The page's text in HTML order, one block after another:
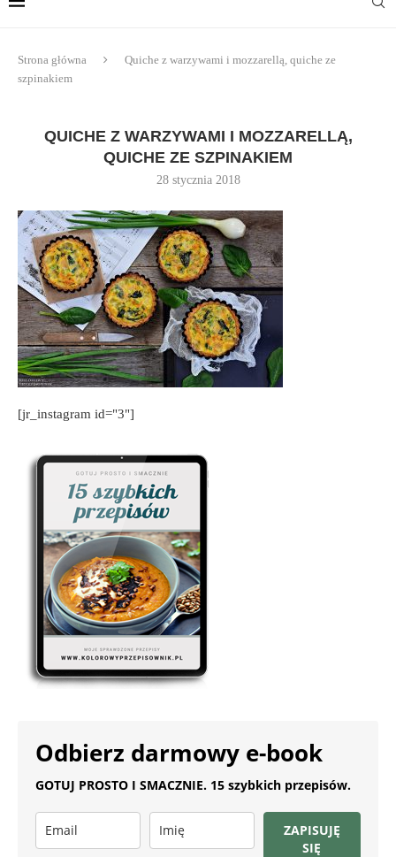
Strona główna
Quiche z warzywami i mozzarellą, quiche ze
szpinakiem
QUICHE Z WARZYWAMI I MOZZARELLĄ,
QUICHE ZE SZPINAKIEM
28 stycznia 2018
[jr_instagram id="3"]
Odbierz darmowy e-book
GOTUJ PROSTO I SMACZNIE. 15 szybkich przepisów.
ZAPISUJĘ
SIĘ